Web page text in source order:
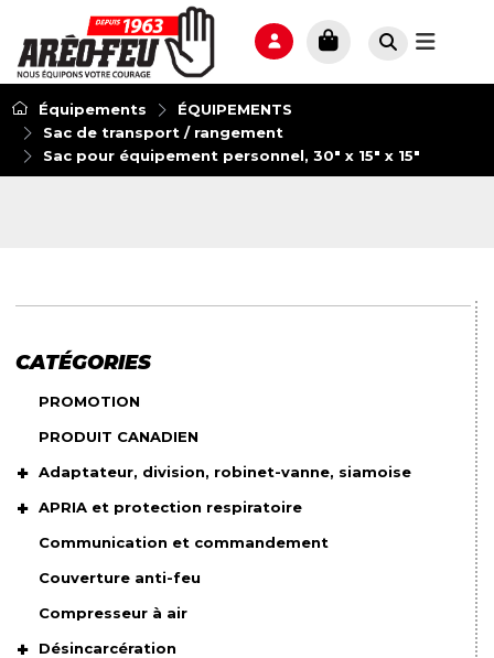
Équipements
ÉQUIPEMENTS
Sac de transport / rangement
Sac pour équipement personnel, 30" x 15" x 15"
CATÉGORIES
PROMOTION
PRODUIT CANADIEN
Adaptateur, division, robinet-vanne, siamoise
APRIA et protection respiratoire
Communication et commandement
Couverture anti-feu
Compresseur à air
Désincarcération